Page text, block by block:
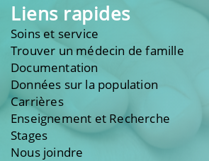
Liens rapides
Soins et service
Trouver un médecin de famille
Documentation
Données sur la population
Carrières
Enseignement et Recherche
Stages
Nous joindre